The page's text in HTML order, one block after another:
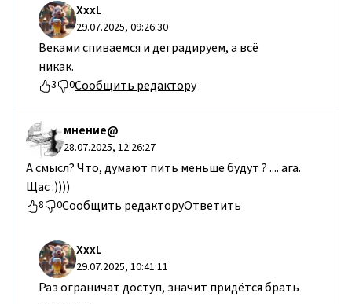
ХххL
29.07.2025, 09:26:30
Веками спиваемся и деградируем, а всё
никак.
3 0Сообщить редактору
мнение@
28.07.2025, 12:26:27
А смысл? Что, думают пить меньше будут ? .... ага.
Щас :))))
8 0Сообщить редакторуОтветить
ХххL
29.07.2025, 10:41:11
Раз ограничат доступ, значит придётся брать